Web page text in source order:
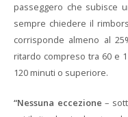
passeggero che subisce
sempre chiedere il
corrisponde almeno al
ritardo compreso tra 60 e
120 minuti o superiore.
“Nessuna eccezione –